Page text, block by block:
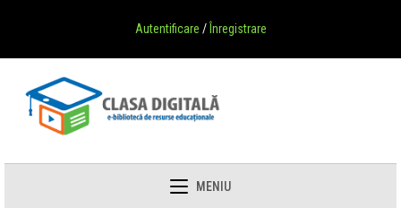
Autentificare / Înregistrare
MENIU